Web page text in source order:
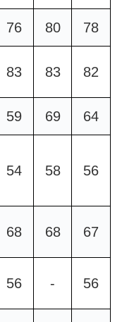
76 80 78
83 83 82
59 69 64
54 58 56
68 68 67
56 - 56